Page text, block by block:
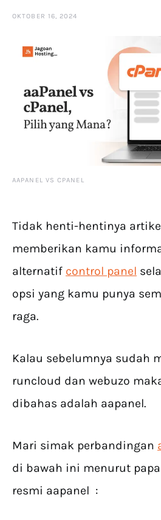
OKTOBER 16, 2024
AAPANEL VS CPANEL
Tidak henti-hentinya
memberikan kamu
alternatif control panel
opsi yang kamu punya
raga.
Kalau sebelumnya sudah
runcloud dan webuzo
dibahas adalah aapanel.
Mari simak perbandingan
di bawah ini menurut
resmi aapanel :